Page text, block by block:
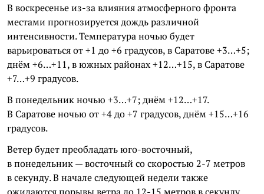
В воскресенье из-за влияния атмосферного фронта
местами прогнозируется дождь различной
интенсивности. Температура ночью будет
варьироваться от +1 до +6 градусов, в Саратове +3…+5;
днём +6…+11, в южных районах +12…+15, в Саратове
+7…+9 градусов.
В понедельник ночью +3…+7; днём +12…+17.
В Саратове ночью от +4 до +7 градусов, днём +15…+16
градусов.
Ветер будет преобладать юго-восточный,
в понедельник — восточный со скоростью 2-7 метров
в секунду. В начале следующей недели также